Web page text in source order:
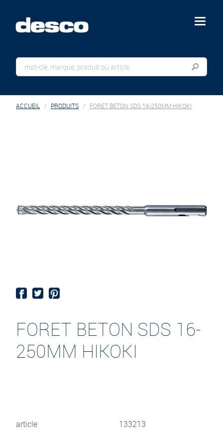
menu
ACCUEIL PRODUITS FORET BETON SDS 16-250MM HIKOKI
FORET BETON SDS 16-
250MM HIKOKI
article
133213